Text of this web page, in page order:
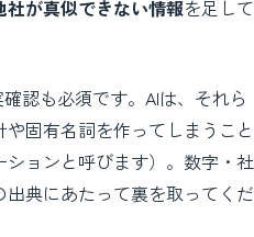
が真似できない情報を足して
認も必須です。AIは、それら
固有名詞を作ってしまうこと
ョンと呼びます）。数字・社
典にあたって裏を取ってくだ